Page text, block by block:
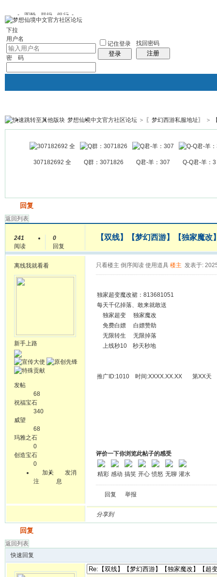
图酷 群组 银行
下拉
用户名
密 码
记住登录
登录
找回密码
注册
银行 群组聚合 我的空间
帖子
梦想仙境中文官方社区论坛 > 〖梦幻西游私服地址〗 >
307182692 全 Q群：3071826 Q君-羊：307 Q-Q君-羊：3
回复
返回列表
241
阅读
0
回复
【双线】【梦幻西游】【独家魔
离线我就看看
新手上路
发帖
68
祝福宝石
340
威望
68
玛雅之石
0
创造宝石
0
加关
注
发消
息
只看楼主 倒序阅读 使用道具 楼主 发表于:
独家超变魔改裙：813681051
每天千亿掉落、敢来就敢送
独家超变 独家魔改
免费白嫖 白嫖赞助
无限转生 无限掉落
上线秒10 秒天秒地
推广ID:1010 时间:XXXX.XX.XX 第XX天
评价一下你浏览此帖子的感受
精彩 感动 搞笑 开心 愤怒 无聊 灌水
回复 举报
分享到
回复
返回列表
快速回复